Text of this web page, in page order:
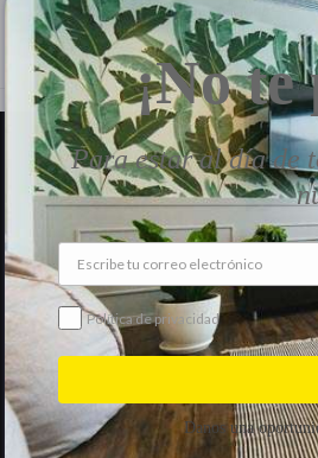
¡No
Para estar al día de
Política de privacidad
Danos una